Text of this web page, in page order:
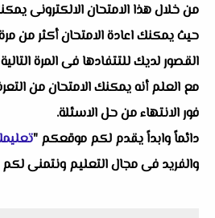
من خلال هذا الامتحان الالكترونى
حيث يمكنك اعادة الامتحان أكثر من
القصور لديك للتتفادها فى المرة
مع العلم أنه يمكنك الامتحان من
فور الانتهاء من حل الاسئلة.
دائماً وابداً يقدم لكم موقعكم "
والفريد فى مجال التعليم ونتمنى لكم